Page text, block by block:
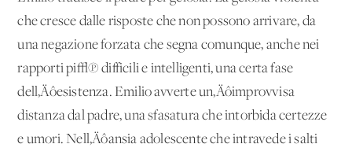
che cresce dalle risposte che non possono arrivare, da
una negazione forzata che segna comunque, anche nei
rapporti pi√π difficili e intelligenti, una certa fase
dell‚Äôesistenza. Emilio avverte un‚Äôimprovvisa
distanza dal padre, una sfasatura che intorbida certezze
e umori. Nell‚Äôansia adolescente che intravede i salti